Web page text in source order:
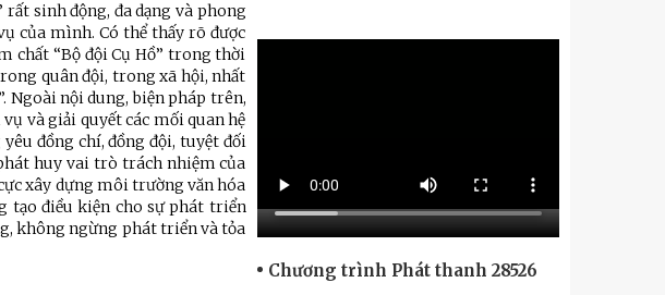
sinh động, đa dạng và phong
của mình. Có thể thấy rõ được
chất “Bộ đội Cụ Hồ” trong thời
quân đội, trong xã hội, nhất
Ngoài nội dung, biện pháp trên,
và giải quyết các mối quan hệ
đồng chí, đồng đội, tuyệt đối
huy vai trò trách nhiệm của
xây dựng môi trường văn hóa
tạo điều kiện cho sự phát triển
không ngừng phát triển và tỏa
Chương trình Phát thanh 28526